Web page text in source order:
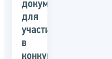
документов
для
участия
в
конкурсе